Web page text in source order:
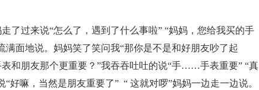
了过来说“怎么了，遇到了什么事啦” “妈妈，您给我买的手
满面地说。妈妈笑了笑问我“那你是不是和好朋友吵了起
表和朋友那个更重要？”我吞吞吐吐的说“手……手表重要” “真
好嘛，当然是朋友重要了” “ 这就对啰”妈妈一边走一边说。